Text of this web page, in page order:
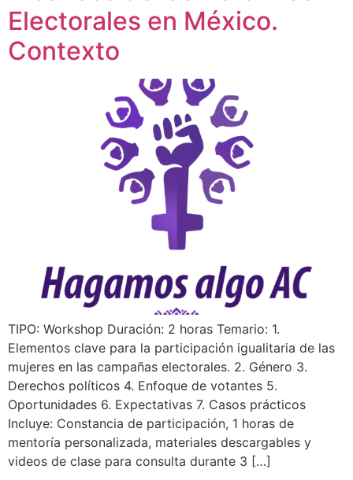
Electorales en México.
Contexto
TIPO: Workshop Duración: 2 horas Temario: 1.
Elementos clave para la participación igualitaria de las
mujeres en las campañas electorales. 2. Género 3.
Derechos políticos 4. Enfoque de votantes 5.
Oportunidades 6. Expectativas 7. Casos prácticos
Incluye: Constancia de participación, 1 horas de
mentoría personalizada, materiales descargables y
videos de clase para consulta durante 3 […]